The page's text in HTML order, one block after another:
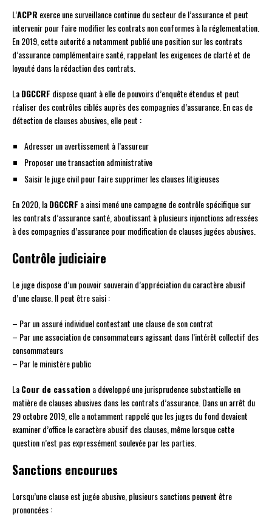
L’ACPR exerce une surveillance continue du secteur de l’assurance et peut
intervenir pour faire modifier les contrats non conformes à la réglementation.
En 2019, cette autorité a notamment publié une position sur les contrats
d’assurance complémentaire santé, rappelant les exigences de clarté et de
loyauté dans la rédaction des contrats.
LaDGCCRF dispose quant à elle de pouvoirs d’enquête étendus et peut
réaliser des contrôles ciblés auprès des compagnies d’assurance. En cas de
détection de clauses abusives, elle peut :
Adresser un avertissement à l’assureur
Proposer une transaction administrative
Saisir le juge civil pour faire supprimer les clauses litigieuses
En 2020, laDGCCRF a ainsi mené une campagne de contrôle spécifique sur
les contrats d’assurance santé, aboutissant à plusieurs injonctions adressées
à des compagnies d’assurance pour modification de clauses jugées abusives.
Contrôle judiciaire
Le juge dispose d’un pouvoir souverain d’appréciation du caractère abusif
d’une clause. Il peut être saisi :
– Par un assuré individuel contestant une clause de son contrat
– Par une association de consommateurs agissant dans l’intérêt collectif des
consommateurs
– Par le ministère public
LaCour de cassation a développé une jurisprudence substantielle en
matière de clauses abusives dans les contrats d’assurance. Dans un arrêt du
29 octobre 2019, elle a notamment rappelé que les juges du fond devaient
examiner d’office le caractère abusif des clauses, même lorsque cette
question n’est pas expressément soulevée par les parties.
Sanctions encourues
Lorsqu’une clause est jugée abusive, plusieurs sanctions peuvent être
prononcées :